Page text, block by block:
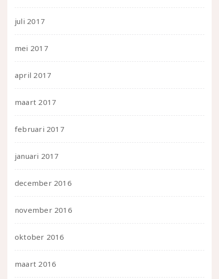
juli 2017
mei 2017
april 2017
maart 2017
februari 2017
januari 2017
december 2016
november 2016
oktober 2016
maart 2016